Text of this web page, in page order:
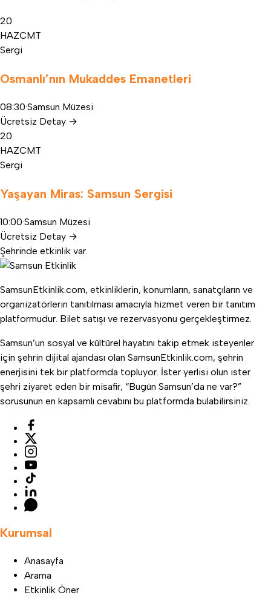
20
HAZCMT
Sergi
Osmanlı’nın Mukaddes Emanetleri
08:30·Samsun Müzesi
Ücretsiz Detay →
20
HAZCMT
Sergi
Yaşayan Miras: Samsun Sergisi
10:00·Samsun Müzesi
Ücretsiz Detay →
Şehrinde etkinlik var.
SamsunEtkinlik.com, etkinliklerin, konumların, sanatçıların ve
organizatörlerin tanıtılması amacıyla hizmet veren bir tanıtım
platformudur. Bilet satışı ve rezervasyonu gerçekleştirmez.
Samsun’un sosyal ve kültürel hayatını takip etmek isteyenler
için şehrin dijital ajandası olan SamsunEtkinlik.com, şehrin
enerjisini tek bir platformda topluyor. İster yerlisi olun ister
şehri ziyaret eden bir misafir, “Bugün Samsun’da ne var?”
sorusunun en kapsamlı cevabını bu platformda bulabilirsiniz.
Kurumsal
Anasayfa
Arama
Etkinlik Öner